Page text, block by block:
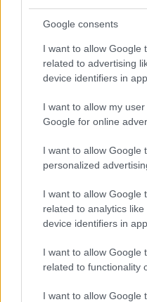
Google consents
I want to allow Google
related to advertising
device identifiers in
I want to allow my
Google for online
I want to allow Google
personalized
I want to allow Google
related to analytics
device identifiers in
I want to allow Google
related to functionality
I want to allow Google